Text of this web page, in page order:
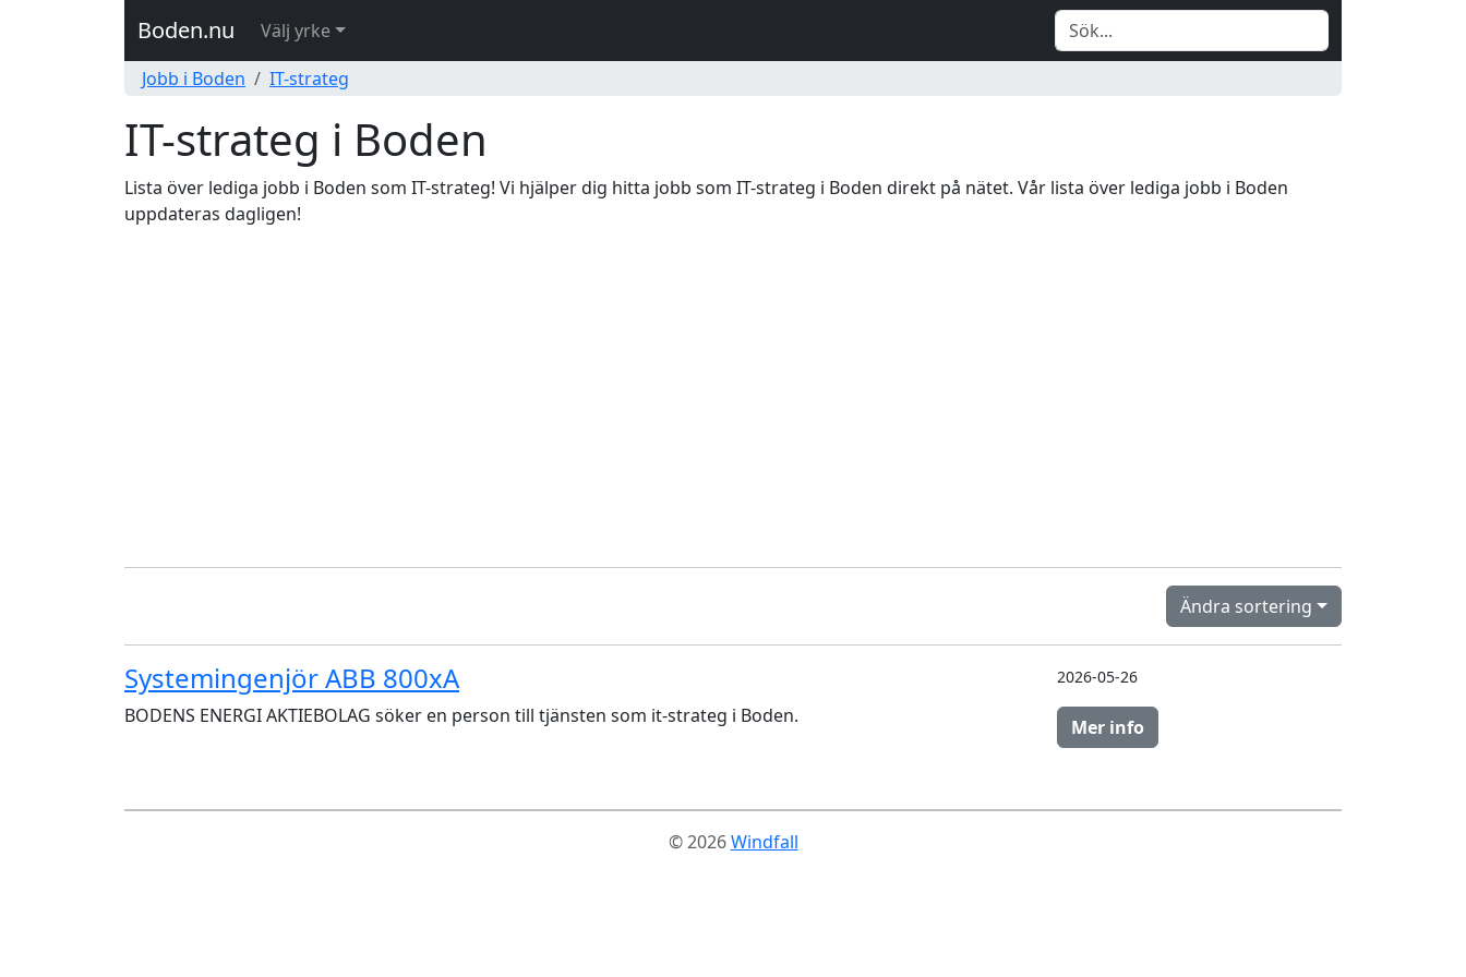
Boden.nu
Välj yrke
Jobb i Boden
IT-strateg
IT-strateg i Boden
Lista över lediga jobb i Boden som IT-strateg! Vi hjälper dig hitta jobb som IT-strateg i Boden direkt på nätet. Vår lista över lediga jobb i Boden
uppdateras dagligen!
Ändra sortering
Systemingenjör ABB 800xA
BODENS ENERGI AKTIEBOLAG söker en person till tjänsten som it-strateg i Boden.
2026-05-26
Mer info
© 2026Windfall